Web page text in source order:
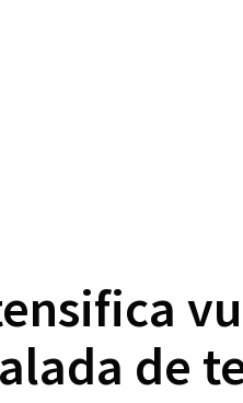
de